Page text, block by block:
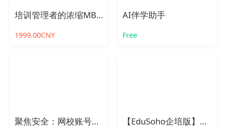
培训管理者的浓缩MBA公开课
1999.00CNY
AI伴学助手
Free
聚焦安全：网校账号管理漏洞剖析与防范对策 【EduSoho企培版】产品介绍